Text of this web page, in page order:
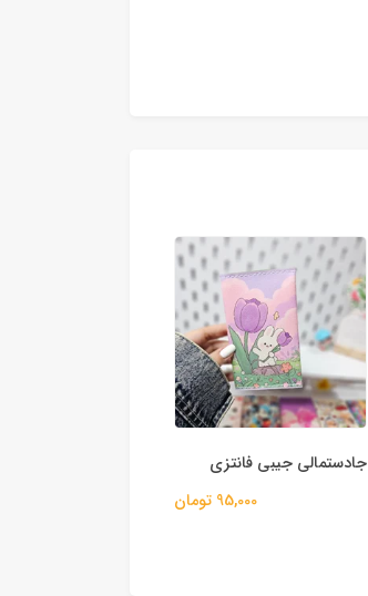
جادستمالی جیبی فانتزی
95,000 تومان